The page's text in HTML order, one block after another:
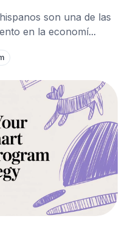
son una de las
en la economí...